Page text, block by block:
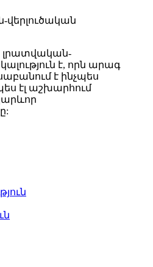
լրատվական-
է, որն արագ
է ինչպես
էլ աշխարհում